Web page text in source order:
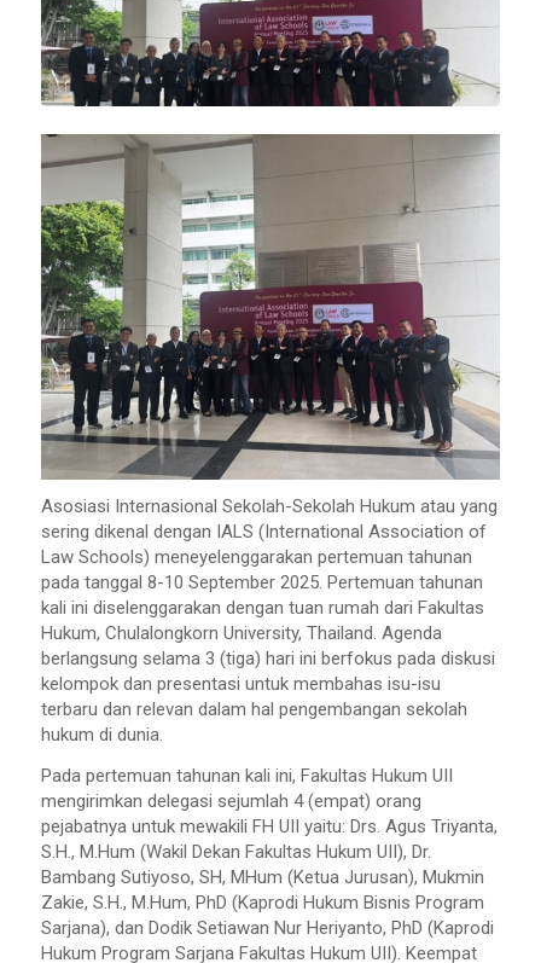
Asosiasi Internasional Sekolah-Sekolah Hukum atau yang
sering dikenal dengan IALS (International Association of
Law Schools) meneyelenggarakan pertemuan tahunan
pada tanggal 8-10 September 2025. Pertemuan tahunan
kali ini diselenggarakan dengan tuan rumah dari Fakultas
Hukum, Chulalongkorn University, Thailand. Agenda
berlangsung selama 3 (tiga) hari ini berfokus pada diskusi
kelompok dan presentasi untuk membahas isu-isu
terbaru dan relevan dalam hal pengembangan sekolah
hukum di dunia.
Pada pertemuan tahunan kali ini, Fakultas Hukum UII
mengirimkan delegasi sejumlah 4 (empat) orang
pejabatnya untuk mewakili FH UII yaitu: Drs. Agus Triyanta,
S.H., M.Hum (Wakil Dekan Fakultas Hukum UII), Dr.
Bambang Sutiyoso, SH, MHum (Ketua Jurusan), Mukmin
Zakie, S.H., M.Hum, PhD (Kaprodi Hukum Bisnis Program
Sarjana), dan Dodik Setiawan Nur Heriyanto, PhD (Kaprodi
Hukum Program Sarjana Fakultas Hukum UII). Keempat